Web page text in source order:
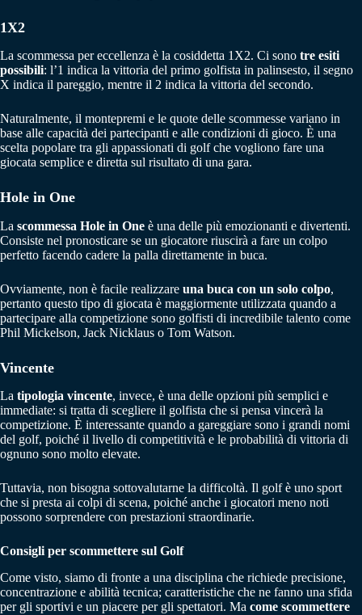
1X2
La scommessa per eccellenza è la cosiddetta 1X2. Ci sono tre esiti
possibili: l’1 indica la vittoria del primo golfista in palinsesto, il segno
X indica il pareggio, mentre il 2 indica la vittoria del secondo.
Naturalmente, il montepremi e le quote delle scommesse variano in
base alle capacità dei partecipanti e alle condizioni di gioco. È una
scelta popolare tra gli appassionati di golf che vogliono fare una
giocata semplice e diretta sul risultato di una gara.
Hole in One
La scommessa Hole in One è una delle più emozionanti e divertenti.
Consiste nel pronosticare se un giocatore riuscirà a fare un colpo
perfetto facendo cadere la palla direttamente in buca.
Ovviamente, non è facile realizzare una buca con un solo colpo,
pertanto questo tipo di giocata è maggiormente utilizzata quando a
partecipare alla competizione sono golfisti di incredibile talento come
Phil Mickelson, Jack Nicklaus o Tom Watson.
Vincente
La tipologia vincente, invece, è una delle opzioni più semplici e
immediate: si tratta di scegliere il golfista che si pensa vincerà la
competizione. È interessante quando a gareggiare sono i grandi nomi
del golf, poiché il livello di competitività e le probabilità di vittoria di
ognuno sono molto elevate.
Tuttavia, non bisogna sottovalutarne la difficoltà. Il golf è uno sport
che si presta ai colpi di scena, poiché anche i giocatori meno noti
possono sorprendere con prestazioni straordinarie.
Consigli per scommettere sul Golf
Come visto, siamo di fronte a una disciplina che richiede precisione,
concentrazione e abilità tecnica; caratteristiche che ne fanno una sfida
per gli sportivi e un piacere per gli spettatori. Ma come scommettere